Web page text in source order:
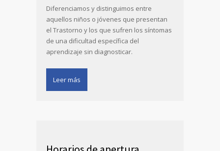
Diferenciamos y distinguimos entre
aquellos niños o jóvenes que presentan
el Trastorno y los que sufren los síntomas
de una dificultad específica del
aprendizaje sin diagnosticar.
Leer más